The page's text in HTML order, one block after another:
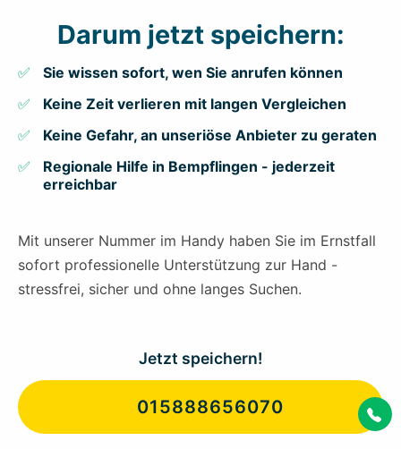
Darum jetzt speichern:
Sie wissen sofort, wen Sie anrufen können
Keine Zeit verlieren mit langen Vergleichen
Keine Gefahr, an unseriöse Anbieter zu geraten
Regionale Hilfe in Bempflingen - jederzeit
erreichbar
Mit unserer Nummer im Handy haben Sie im Ernstfall
sofort professionelle Unterstützung zur Hand -
stressfrei, sicher und ohne langes Suchen.
Jetzt speichern!
015888656070